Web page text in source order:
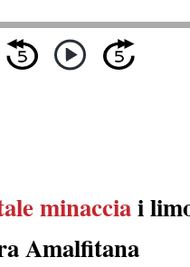
minacciai
Amalfitana